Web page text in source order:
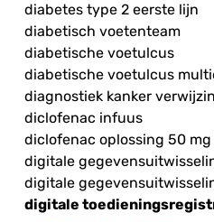
diabetes type 2 eerste lijn
diabetisch voetenteam
diabetische voetulcus
diabetische voetulcus
diagnostiek kanker
diclofenac infuus
diclofenac oplossing 50 mg
digitale
digitale
digitale